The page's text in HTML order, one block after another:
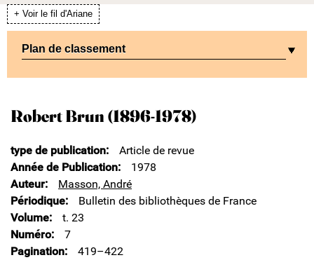
+ Voir le fil d'Ariane
Plan de classement
Robert Brun (1896-1978)
type de publication
Article de revue
Année de Publication
1978
Auteur
Masson, André
Périodique
Bulletin des bibliothèques de France
Volume
t. 23
Numéro
7
Pagination
419–422